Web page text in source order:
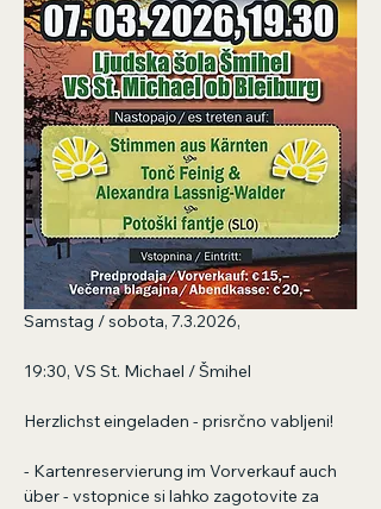
Samstag / sobota, 7.3.2026,
19:30, VS St. Michael / Šmihel
Herzlichst eingeladen - prisrčno vabljeni!
- Kartenreservierung im Vorverkauf auch
über - vstopnice si lahko zagotovite za